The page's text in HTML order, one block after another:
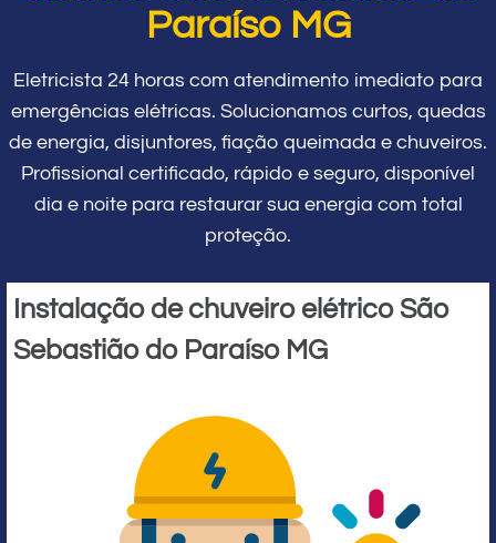
Paraíso MG
Eletricista 24 horas com atendimento imediato para
emergências elétricas. Solucionamos curtos, quedas
de energia, disjuntores, fiação queimada e chuveiros.
Profissional certificado, rápido e seguro, disponível
dia e noite para restaurar sua energia com total
proteção.
Instalação de chuveiro elétrico São
Sebastião do Paraíso MG